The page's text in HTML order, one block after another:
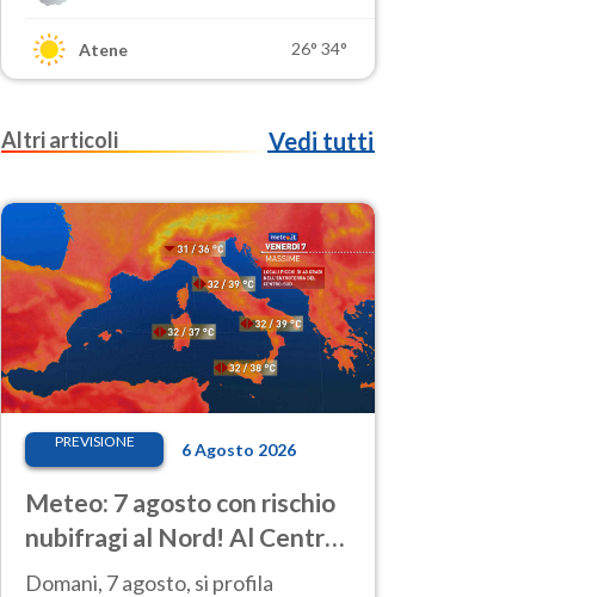
Atene 26° 34°
Altri articoli Vedi tutti
PREVISIONE 6 Agosto 2026
Meteo: 7 agosto con rischio
nubifragi al Nord! Al Centro-
Sud caldo estremo
Domani, 7 agosto, si profila